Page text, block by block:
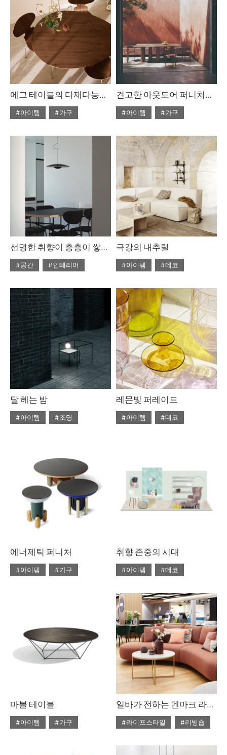
에그 테이블의 다재다능한 아름다움
#아이템
#가구
#ISSUE265
견고한 아웃도어 퍼니처를 찾고 있다면
#아이템
#가구
#ISSUE263
#테이블
선명한 취향이 층층이 쌓인 집
#공간
#인테리어
#ISSUE259
#집스타그램
#리빙인플루언서
극강의 내추럴
#아이템
#데코
#6월호 뉴
#뉴
#디올
#라탄
#리넨
#우드
#의자
#자라홈
#조명
#체어
#테이블
#토즈
#펌리빙
달 헤는 밤
#아이템
#조명
#조명 디자인
#테이블
#트렌드
레몬빛 퍼레이드
#아이템
#데코
#에르메스
#테이블
#토즈
#패션
에너제틱 퍼니처
#아이템
#가구
#쇼핑
#의자
#체어
#테이블
취향 존중의 시대
#아이템
#데코
#4월호 룩
#가구
#데코
#룩
#소품
#스타일링
#의자
#조명
#집 꾸미기
#체어
#테이블
#패브릭
마블 테이블
#아이템
#가구
일바가 전하는 덴마크 라이프스타일
#라이프스타일
#리빙숍